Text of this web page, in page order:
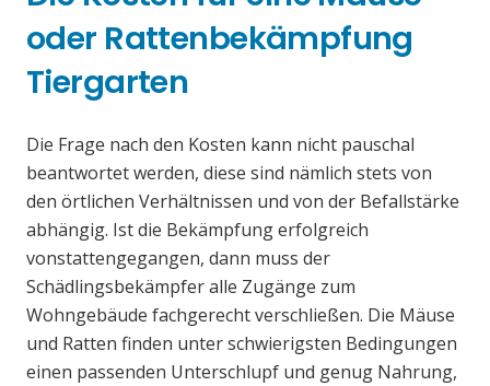
oder Rattenbekämpfung
Tiergarten
Die Frage nach den Kosten kann nicht pauschal
beantwortet werden, diese sind nämlich stets von
den örtlichen Verhältnissen und von der Befallstärke
abhängig. Ist die Bekämpfung erfolgreich
vonstattengegangen, dann muss der
Schädlingsbekämpfer alle Zugänge zum
Wohngebäude fachgerecht verschließen. Die Mäuse
und Ratten finden unter schwierigsten Bedingungen
einen passenden Unterschlupf und genug Nahrung,